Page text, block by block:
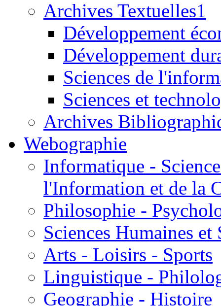
Archives Textuelles1
Développement
Développement
Sciences de
Sciences et
Archives
Webographie
Informatique -
l'Information et de la
Philosophie -
Sciences Humaines et
Arts - Loisirs - Sports
Linguistique -
Geographie - Histoire